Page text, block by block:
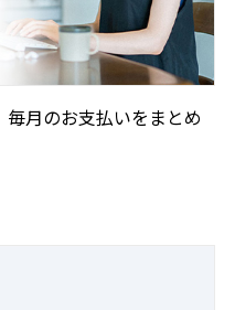
月のお支払いをまとめ